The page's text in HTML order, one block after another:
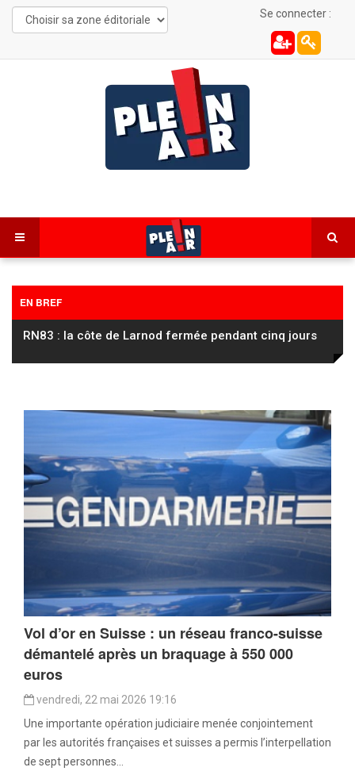
Se connecter :
EN BREF
RN83 : la côte de Larnod fermée pendant cinq jours
Vol d’or en Suisse : un réseau franco-suisse
démantelé après un braquage à 550 000
euros
vendredi, 22 mai 2026 19:16
Une importante opération judiciaire menée conjointement
par les autorités françaises et suisses a permis l’interpellation
de sept personnes...